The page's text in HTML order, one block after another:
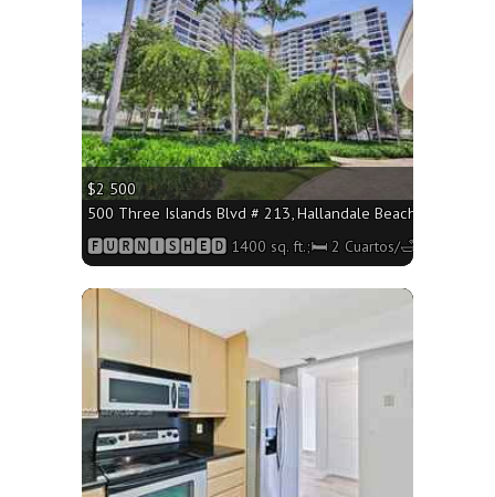
$2 500
500 Three Islands Blvd # 213, Hallandale Beach FL
🅵🆄🆁🅽🅸🆂🅷🅴🅳 1400 sq. ft.;🛏 2 Cuartos/🛁2 Baños
More